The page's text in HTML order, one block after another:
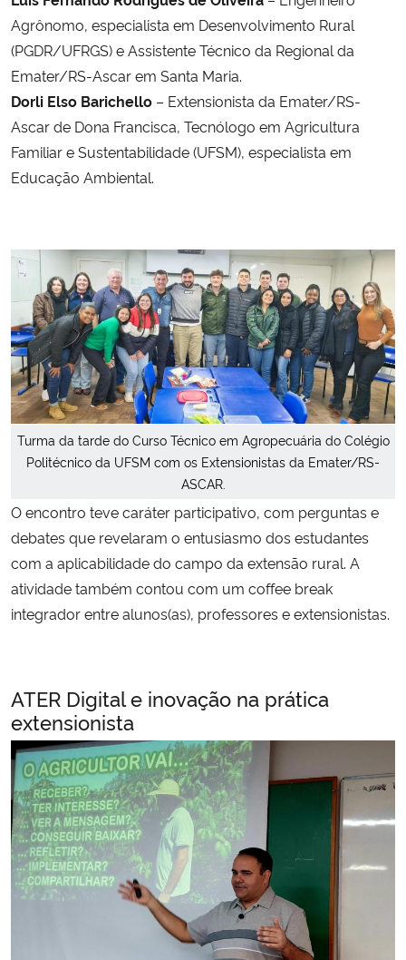
Agrônomo, especialista em Desenvolvimento Rural
(PGDR/UFRGS) e Assistente Técnico da Regional da
Emater/RS-Ascar em Santa Maria.
Dorli Elso Barichello – Extensionista da Emater/RS-
Ascar de Dona Francisca, Tecnólogo em Agricultura
Familiar e Sustentabilidade (UFSM), especialista em
Educação Ambiental.
Turma da tarde do Curso Técnico em Agropecuária do Colégio
Politécnico da UFSM com os Extensionistas da Emater/RS-
ASCAR.
O encontro teve caráter participativo, com perguntas e
debates que revelaram o entusiasmo dos estudantes
com a aplicabilidade do campo da extensão rural. A
atividade também contou com um coffee break
integrador entre alunos(as), professores e extensionistas.
ATER Digital e inovação na prática
extensionista